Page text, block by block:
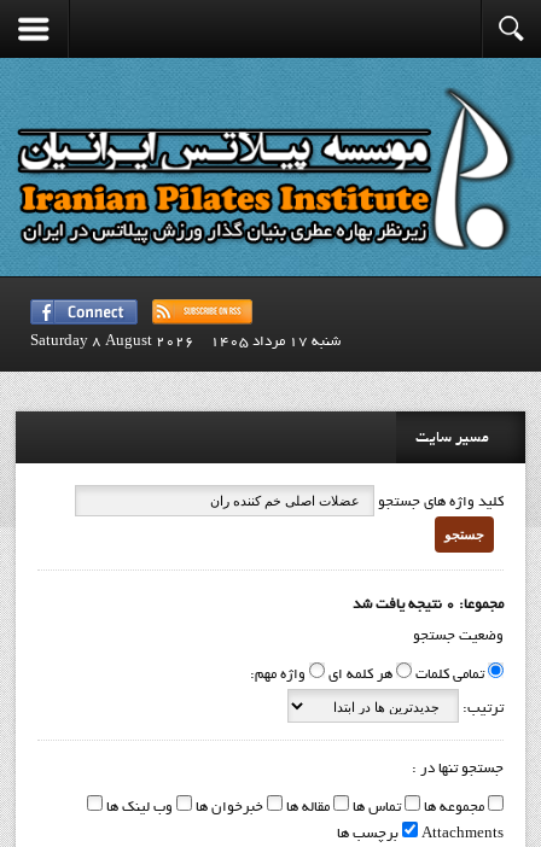
شنبه 17 مرداد 1405 Saturday 8 August 2026
مسیر سایت
کلید واژه های جستجو
جستجو
مجموعا: 0 نتیجه یافت شد
وضعیت جستجو
تمامی کلمات هر کلمه ای واژه مهم:
ترتیب:
جستجو تنها در :
مجموعه ها تماس ها مقاله ها خبرخوان ها
وب لینک ها
Attachments
برچسب ها